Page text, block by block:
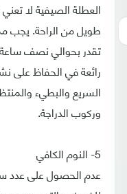
العطلة الصيفية لا
طويل من الراحة. يجب
تقدر بحوالي نصف ساعة
رائعة في الحفاظ على
السريع والبطيء
وركوب الدراجة.
5- النوم الكافي
عدم الحصول على عدد